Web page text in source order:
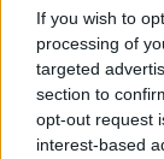
If you wish to
processing of
targeted
section to
opt-out request
interest-based
forintos
Vienna
halar•2013. június